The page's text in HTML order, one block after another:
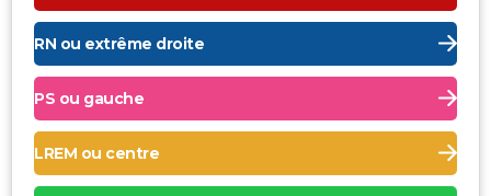
RN ou extrême droite
PS ou gauche
LREM ou centre